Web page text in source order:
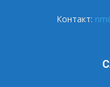
Контакт: